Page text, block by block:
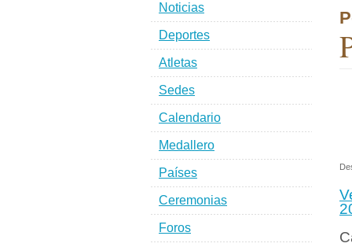
Noticias
Deportes
Atletas
Sedes
Calendario
Medallero
Países
Ceremonias
Foros